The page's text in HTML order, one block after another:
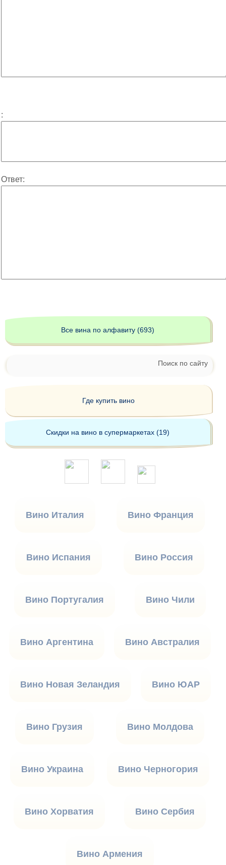
:
Ответ:
Все вина по алфавиту (693)
Поиск по сайту
Где купить вино
Скидки на вино в супермаркетах (19)
Вино Италия Вино Франция
Вино Испания Вино Россия
Вино Португалия Вино Чили
Вино Аргентина Вино Австралия
Вино Новая Зеландия Вино ЮАР
Вино Грузия Вино Молдова
Вино Украина Вино Черногория
Вино Хорватия Вино Сербия
Вино Армения